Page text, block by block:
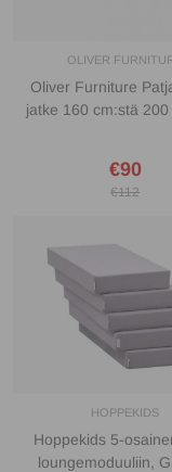
OLIVER
Oliver Furniture
jatke 160 cm:stä
€90
€112
HOPPEKIDS
Hoppekids 5-
loungemoduuliin,